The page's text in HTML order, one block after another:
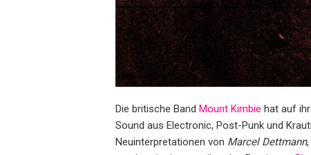
Die britische Band Mount Kimbie hat auf
Sound aus Electronic, Post-Punk und
Neuinterpretationen von Marcel Dettmann,